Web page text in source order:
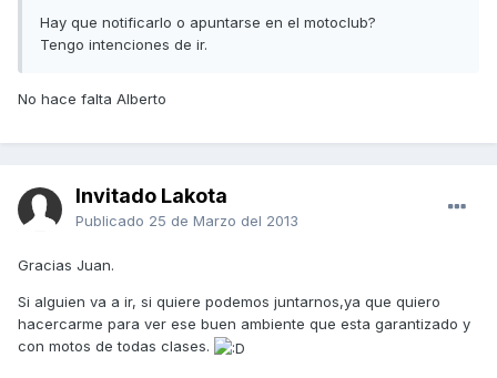
Hay que notificarlo o apuntarse en el motoclub?
Tengo intenciones de ir.
No hace falta Alberto
Invitado Lakota
Publicado 25 de Marzo del 2013
Gracias Juan.
Si alguien va a ir, si quiere podemos juntarnos,ya que quiero
hacercarme para ver ese buen ambiente que esta garantizado y
con motos de todas clases.